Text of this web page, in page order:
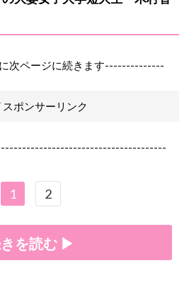
次ページに続きます--------------
スポンサーリンク
1 2
を読む ▶